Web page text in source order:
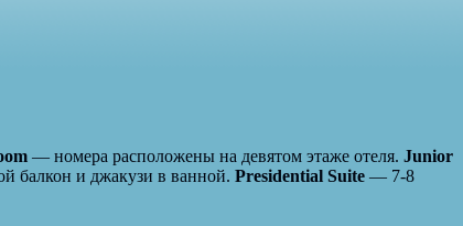
— номера расположены на девятом этаже отеля. Junior
балкон и джакузи в ванной. Presidential Suite — 7-8